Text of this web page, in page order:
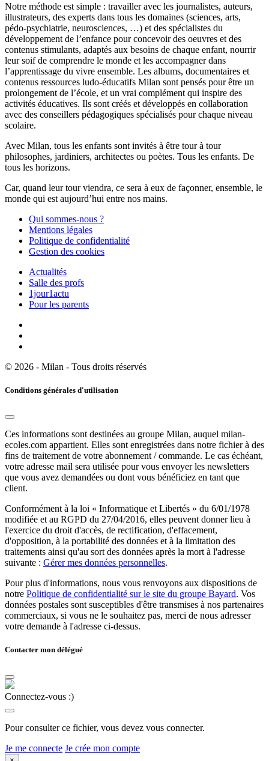
Notre méthode est simple : travailler avec les journalistes, auteurs,
illustrateurs, des experts dans tous les domaines (sciences, arts,
pédo-psychiatrie, neurosciences, …) et des spécialistes du
développement de l’enfance pour concevoir des oeuvres et des
contenus stimulants, adaptés aux besoins de chaque enfant, nourrir
leur soif de comprendre le monde et les accompagner dans
l’apprentissage du vivre ensemble. Les albums, documentaires et
contenus ressources ludo-éducatifs Milan sont pensés pour être un
prolongement de l’école, et un vrai complément qui inspire des
activités éducatives. Ils sont créés et développés en collaboration
avec des conseillers pédagogiques spécialisés pour chaque niveau
scolaire.
Avec Milan, tous les enfants sont invités à être tour à tour
philosophes, jardiniers, architectes ou poètes. Tous les enfants. De
tous les horizons.
Car, quand leur tour viendra, ce sera à eux de façonner, ensemble, le
monde qui est aujourd’hui entre nos mains.
Qui sommes-nous ?
Mentions légales
Politique de confidentialité
Gestion des cookies
Actualités
Salle des profs
1jour1actu
Pour les parents
© 2026 - Milan - Tous droits réservés
Conditions générales d'utilisation
Ces informations sont destinées au groupe Milan, auquel milan-
ecoles.com appartient. Elles sont enregistrées dans notre fichier à des
fins de traitement de votre abonnement / commande. Le cas échéant,
votre adresse mail sera utilisée pour vous envoyer les newsletters
que vous avez demandées ou dont vous bénéficiez en tant que
client.
Conformément à la loi « Informatique et Libertés » du 6/01/1978
modifiée et au RGPD du 27/04/2016, elles peuvent donner lieu à
l'exercice du droit d'accès, de rectification, d'effacement,
d'opposition, à la portabilité des données et à la limitation des
traitements ainsi qu'au sort des données après la mort à l'adresse
suivante : Gérer mes données personnelles.
Pour plus d'informations, nous vous renvoyons aux dispositions de
notre Politique de confidentialité sur le site du groupe Bayard. Vos
données postales sont susceptibles d'être transmises à nos partenaires
commerciaux, si vous ne le souhaitez pas, merci de nous adresser
votre demande à l'adresse ci-dessus.
Contacter mon délégué
Connectez-vous :)
Pour consulter ce fichier, vous devez vous connecter.
Je me connecte Je crée mon compte